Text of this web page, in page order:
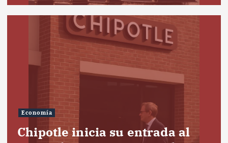
Economía
Chipotle inicia su entrada al